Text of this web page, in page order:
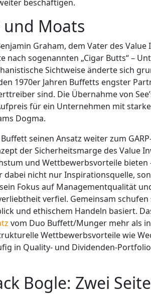
beschäftigen.
und Moats
Graham, dem Vater des
nach sogenannten „Cigar Butts“ –
Sichtweise änderte sich
1970er Jahren Buffetts engster
sind. Die Übernahme von
für ein Unternehmen mit
Dogma.
seinen Ansatz weiter zum
der Sicherheitsmarge des Value
und Wettbewerbsvorteile bieten
dabei nicht nur Inspirationsquelle,
Fokus auf Managementqualität
verfiel. Gemeinsam schufen
und ethischem Handeln basiert.
vom Duo Buffett/Munger mehr als
Wettbewerbsvorteile wie
in Quality- und Dividenden-
Bogle: Zwei